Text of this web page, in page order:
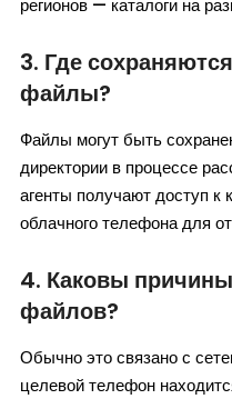
регионов — каталоги на
3. Где
файлы?
Файлы могут быть
директории в процессе
агенты получают доступ к
облачного телефона для
4. Каковы
файлов?
Обычно это связано с
целевой телефон